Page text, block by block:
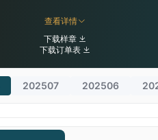
查看详情
下载样章
下载订单表
202507 202506